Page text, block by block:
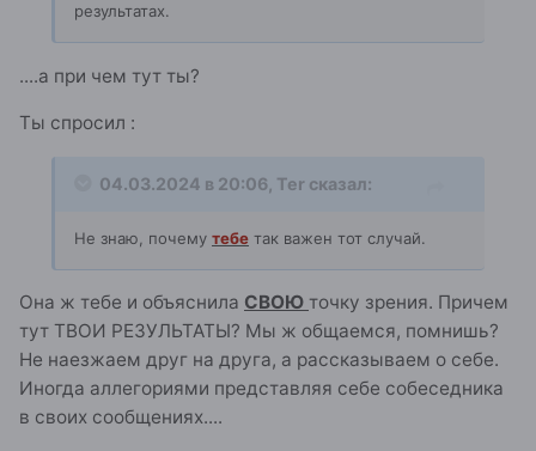
результатах.
....а при чем тут ты?
Ты спросил :
04.03.2024 в 20:06, Ter сказал:
Не знаю, почему тебе так важен тот случай.
Она ж тебе и объяснила СВОЮ точку зрения. Причем
тут ТВОИ РЕЗУЛЬТАТЫ? Мы ж общаемся, помнишь?
Не наезжаем друг на друга, а рассказываем о себе.
Иногда аллегориями представляя себе собеседника
в своих сообщениях....